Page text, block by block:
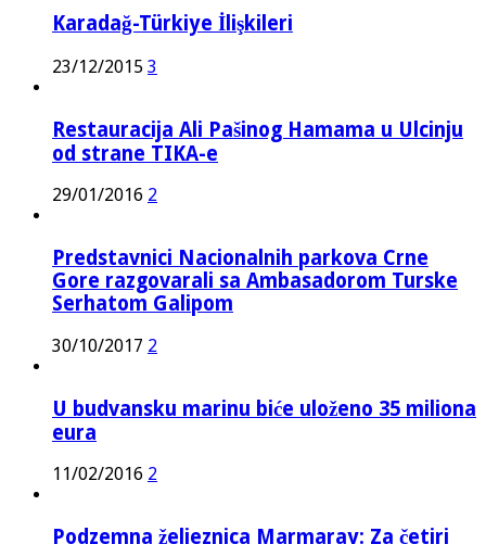
Karadağ-Türkiye İlişkileri
23/12/2015 3
Restauracija Ali Pašinog Hamama u Ulcinju
od strane TIKA-e
29/01/2016 2
Predstavnici Nacionalnih parkova Crne
Gore razgovarali sa Ambasadorom Turske
Serhatom Galipom
30/10/2017 2
U budvansku marinu biće uloženo 35 miliona
eura
11/02/2016 2
Podzemna željeznica Marmaray: Za četiri